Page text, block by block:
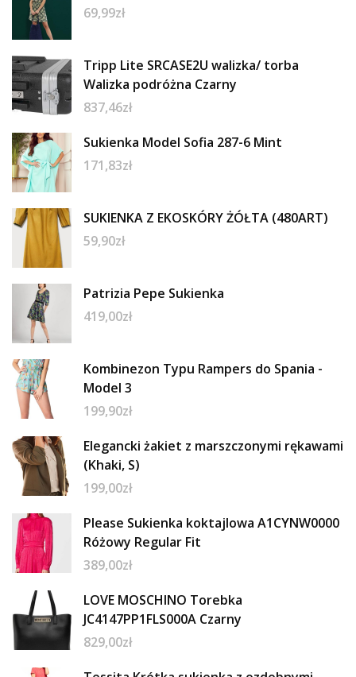
69,99zł
Tripp Lite SRCASE2U walizka/ torba
Walizka podróżna Czarny
837,46zł
Sukienka Model Sofia 287-6 Mint
171,83zł
SUKIENKA Z EKOSKÓRY ŻÓŁTA (480ART)
59,90zł
Patrizia Pepe Sukienka
419,00zł
Kombinezon Typu Rampers do Spania -
Model 3
199,90zł
Elegancki żakiet z marszczonymi rękawami
(Khaki, S)
199,00zł
Please Sukienka koktajlowa A1CYNW0000
Różowy Regular Fit
389,00zł
LOVE MOSCHINO Torebka
JC4147PP1FLS000A Czarny
829,00zł